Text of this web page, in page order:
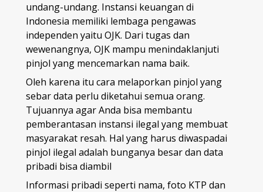
undang-undang. Instansi keuangan di
Indonesia memiliki lembaga pengawas
independen yaitu OJK. Dari tugas dan
wewenangnya, OJK mampu menindaklanjuti
pinjol yang mencemarkan nama baik.
Oleh karena itu cara melaporkan pinjol yang
sebar data perlu diketahui semua orang.
Tujuannya agar Anda bisa membantu
pemberantasan instansi ilegal yang membuat
masyarakat resah. Hal yang harus diwaspadai
pinjol ilegal adalah bunganya besar dan data
pribadi bisa diambil
Informasi pribadi seperti nama, foto KTP dan